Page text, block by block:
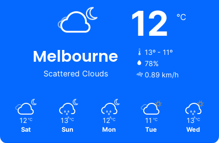
Melbourne
Scattered Clouds
12 ℃
13º - 11º
78%
0.89 km/h
12 ℃
Sat
13 ℃
Sun
12 ℃
Mon
11 ℃
Tue
13 ℃
Wed